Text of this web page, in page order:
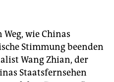
Weg, wie Chinas
Stimmung beenden
Wang Zhian, der
Staatsfernsehen